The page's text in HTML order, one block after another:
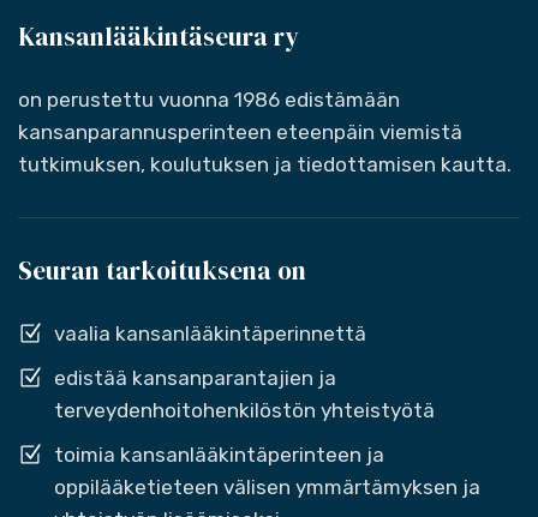
Kansanlääkintäseura ry
on perustettu vuonna 1986 edistämään
kansanparannusperinteen eteenpäin viemistä
tutkimuksen, koulutuksen ja tiedottamisen kautta.
Seuran tarkoituksena on
vaalia kansanlääkintäperinnettä
edistää kansanparantajien ja
terveydenhoitohenkilöstön yhteistyötä
toimia kansanlääkintäperinteen ja
oppilääketieteen välisen ymmärtämyksen ja